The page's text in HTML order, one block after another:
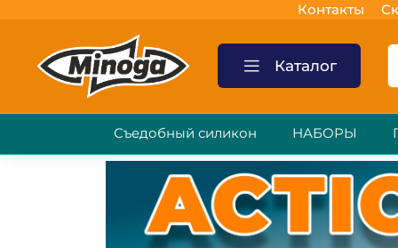
Контакты
Каталог
Съедобный силикон НАБОРЫ